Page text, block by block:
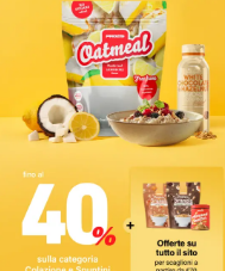
RICETTE
RICETTE
RICETTE SENZA GLUTINE
Fit e Light
e Senza